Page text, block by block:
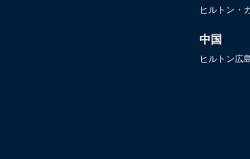
ヒルトン・
中国
ヒルトン広